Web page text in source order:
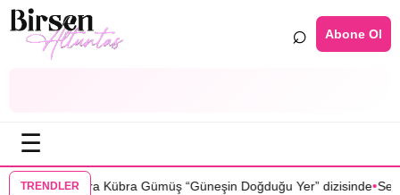
⌕ Abone Ol
☰
TRENDLER
“Güneşin Doğduğu Yer” dizisinde•Selin Türkmen “Karma”